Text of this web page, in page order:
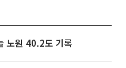
노원 40.2도 기록